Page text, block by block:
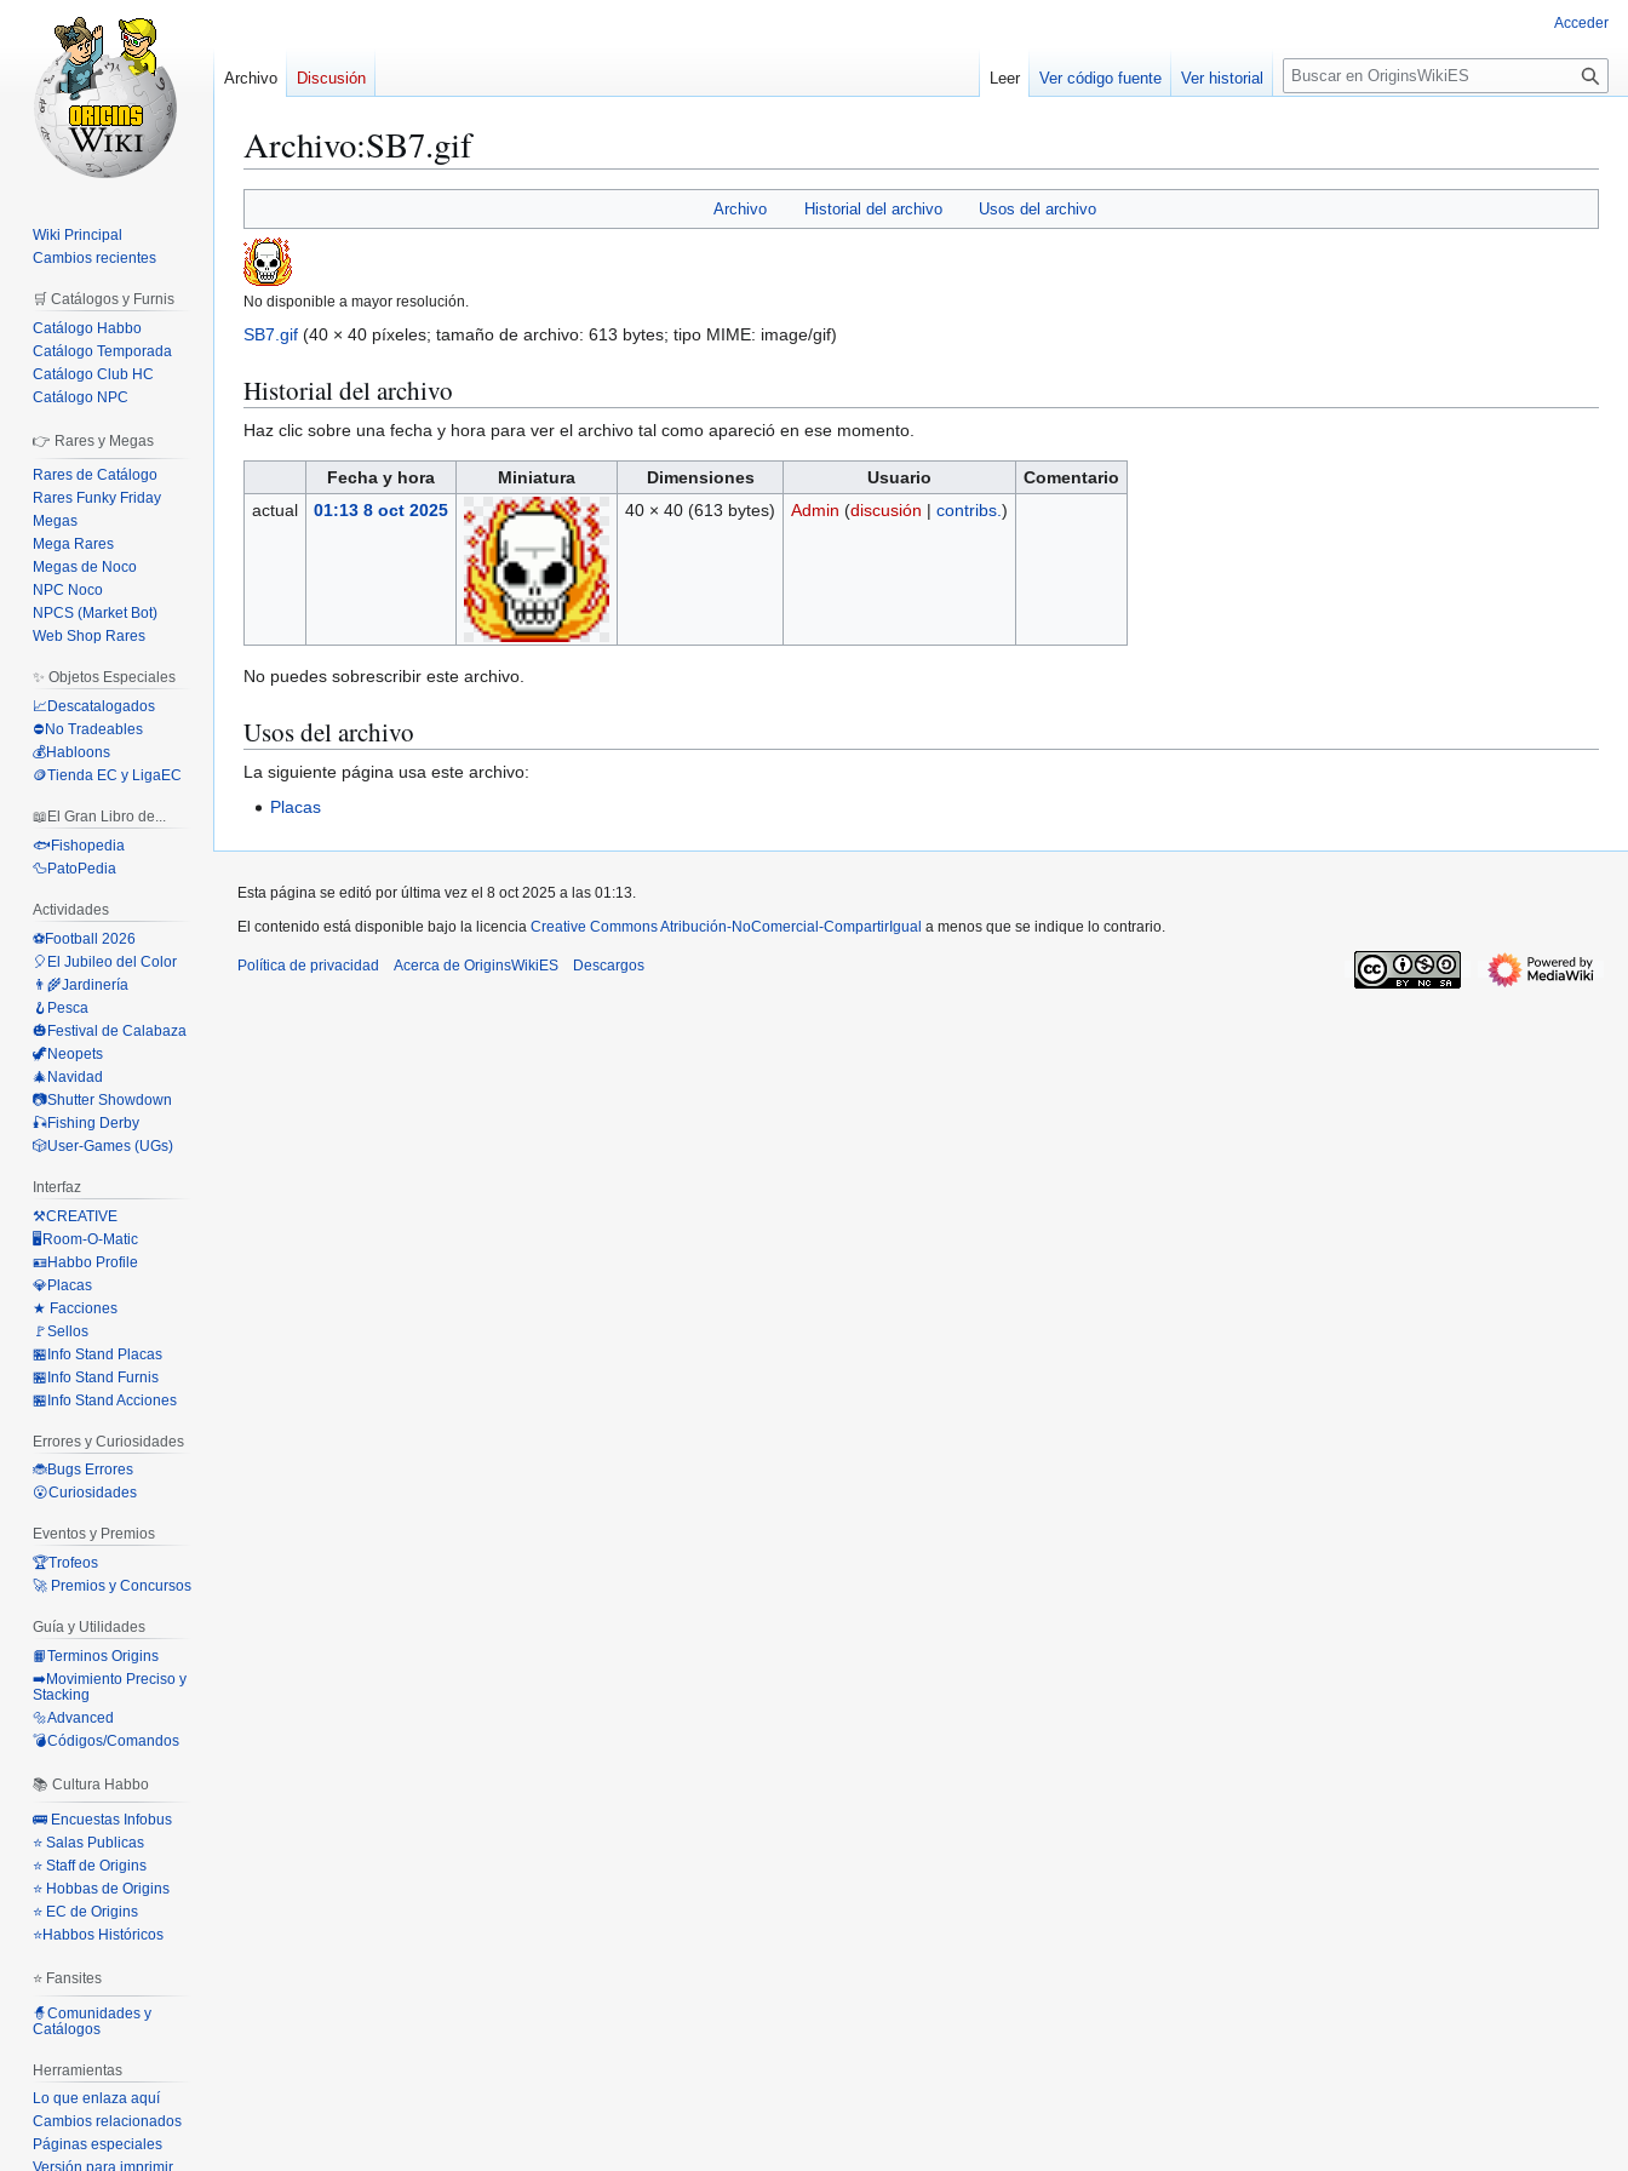
Archivo:SB7.gif
a
la
navegación
a
la
búsqueda
Archivo Historial del archivo Usos del archivo
No disponible a mayor resolución.
SB7.gif (40 × 40 píxeles; tamaño de archivo: 613 bytes; tipo MIME: image/gif)
Historial del archivo
Haz clic sobre una fecha y hora para ver el archivo tal como apareció en ese momento.
Fecha y hora Miniatura Dimensiones Usuario
Comentario
actual
01:13 8 oct 2025 40 × 40 (613 bytes) Admin (discusión | contribs. )
No puedes sobrescribir este archivo.
Usos del archivo
La siguiente página usa este archivo:
Placas
Acceder
Archivo Discusión Leer Ver código fuente Ver historial
B
u
a
Wiki Principal
Cambios recientes
🛒 Catálogos y Furnis
Catálogo Habbo
Catálogo Temporada
Catálogo Club HC
Catálogo NPC
👉 Rares y Megas
Rares de Catálogo
Rares Funky Friday
Megas
Mega Rares
Megas de Noco
NPC Noco
NPCS (Market Bot)
Web Shop Rares
✨ Objetos Especiales
📈Descatalogados
⛔No Tradeables
💰Habloons
🪙Tienda EC y LigaEC
📖El Gran Libro de...
🐟Fishopedia
🦆PatoPedia
Actividades
⚽Football 2026
🎈El Jubileo del Color
👨‍🌾Jardinería
🪝Pesca
🎃Festival de Calabaza
🦖Neopets
🎄Navidad
📷Shutter Showdown
🎣Fishing Derby
🎲User-Games (UGs)
Interfaz
⚒️CREATIVE
🖥️Room-O-Matic
🪪Habbo Profile
💎Placas
★ Facciones
🚩Sellos
🏪Info Stand Placas
🏪Info Stand Furnis
🏪Info Stand Acciones
Errores y Curiosidades
🐞Bugs Errores
😮Curiosidades
Eventos y Premios
🏆Trofeos
🚀 Premios y Concursos
Guía y Utilidades
📙Terminos Origins
➡️Movimiento Preciso y
Stacking
🔩Advanced
💣Códigos/Comandos
📚 Cultura Habbo
🚌 Encuestas Infobus
⭐ Salas Publicas
⭐ Staff de Origins
⭐ Hobbas de Origins
⭐ EC de Origins
⭐Habbos Históricos
⭐ Fansites
🧙Comunidades y
Catálogos
Herramientas
Lo que enlaza aquí
Cambios relacionados
Páginas especiales
Esta página se editó por última vez el 8 oct 2025 a las 01:13.
El contenido está disponible bajo la licencia Creative Commons Atribución-NoComercial-CompartirIgual a menos que se indique lo contrario.
Política de privacidad Acerca de OriginsWikiES Descargos